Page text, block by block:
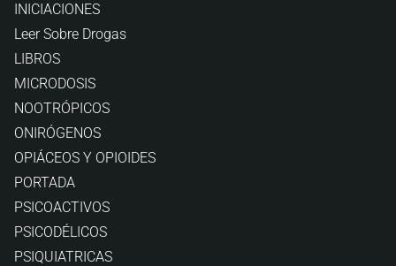
INICIACIONES
Leer Sobre Drogas
LIBROS
MICRODOSIS
NOOTRÓPICOS
ONIRÓGENOS
OPIÁCEOS Y OPIOIDES
PORTADA
PSICOACTIVOS
PSICODÉLICOS
PSIQUIATRICAS